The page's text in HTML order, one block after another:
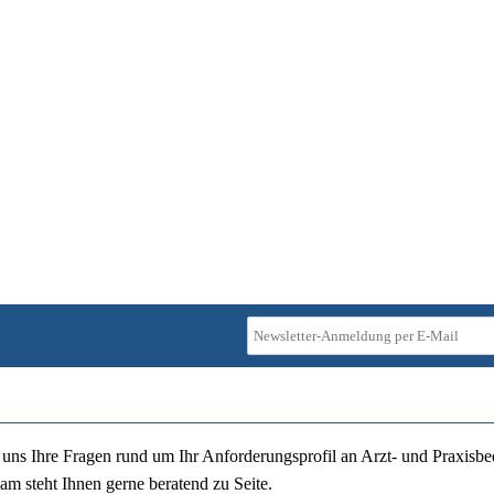
Ihre Fragen rund um Ihr Anforderungsprofil an Arzt- und
steht Ihnen gerne beratend zu Seite.